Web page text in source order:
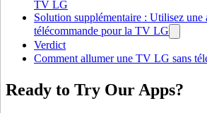
TV LG
Solution supplémentaire : Utilisez une
télécommande pour la TV LG
Verdict
Comment allumer une TV LG sans
Ready to Try Our Apps?